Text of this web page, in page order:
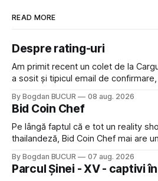
READ MORE
Despre rating-uri
Am primit recent un colet de la
a sosit și tipicul email de
feedback-ului și eram în toate bune,
click să le las un rating. Un 5
By Bogdan BUCUR 08 aug. 2026
Bid Coin Chef
Pe lângă faptul că e tot un reality
thailandeză, Bid Coin Chef mai are
lăsat rece la prima vedere, după
îndrăgostesc de el. Nu mi-a
By Bogdan BUCUR 07 aug. 2026
Parcul Șinei - XV - captivi